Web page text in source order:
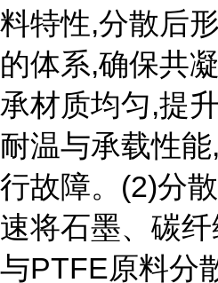
料特性,分散后
的体系,确保共
承材质均匀,提
耐温与承载性
行故障。(2)分
速将石墨、碳
与PTFE原料分